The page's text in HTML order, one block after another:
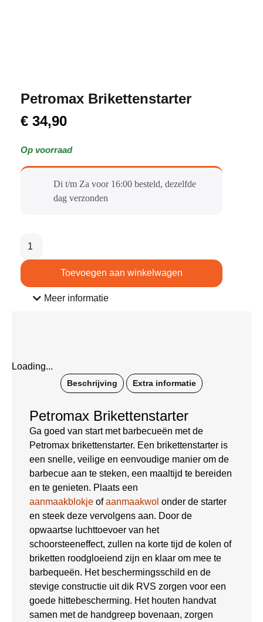
Petromax Brikettenstarter
€ 34,90
Op voorraad
Di t/m Za voor 16:00 besteld, dezelfde
dag verzonden​
Toevoegen aan winkelwagen
Meer informatie
Loading...
Beschrijving Extra informatie
Petromax Brikettenstarter
Ga goed van start met barbecueën met de
Petromax brikettenstarter. Een brikettenstarter is
een snelle, veilige en eenvoudige manier om de
barbecue aan te steken, een maaltijd te bereiden
en te genieten. Plaats een
aanmaakblokje ofaanmaakwol onder de starter
en steek deze vervolgens aan. Door de
opwaartse luchttoevoer van het
schoorsteeneffect, zullen na korte tijd de kolen of
briketten roodgloeiend zijn en klaar om mee te
barbequeën. Het beschermingsschild en de
stevige constructie uit dik RVS zorgen voor een
goede hittebescherming. Het houten handvat
samen met de handgreep bovenaan, zorgen